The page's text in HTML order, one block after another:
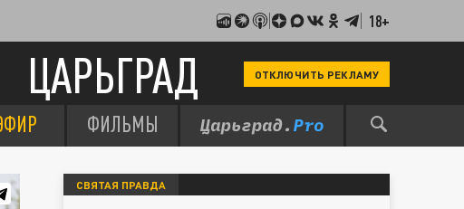
18+
ЦАРЬГРАД ОТКЛЮЧИТЬ РЕКЛАМУ
ФИЛЬМЫ
СВЯТАЯ ПРАВДА